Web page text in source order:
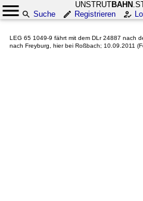
UNSTRUTBAHN
Suche
Registrieren
LEG 65 1049-9 fährt mit dem DLr 24887 nach
nach Freyburg, hier bei Roßbach; 10.09.2011